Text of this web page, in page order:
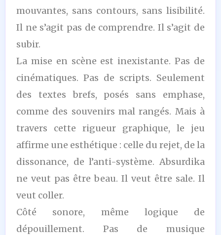
mouvantes, sans contours, sans lisibilité.
Il ne s’agit pas de comprendre. Il s’agit de
subir.
La mise en scène est inexistante. Pas de
cinématiques. Pas de scripts. Seulement
des textes brefs, posés sans emphase,
comme des souvenirs mal rangés. Mais à
travers cette rigueur graphique, le jeu
affirme une esthétique : celle du rejet, de la
dissonance, de l’anti-système. Absurdika
ne veut pas être beau. Il veut être sale. Il
veut coller.
Côté sonore, même logique de
dépouillement. Pas de musique